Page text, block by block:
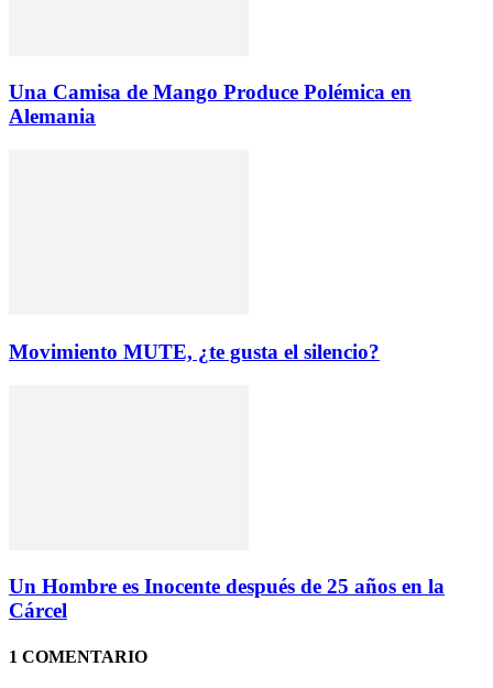
Una Camisa de Mango Produce Polémica en
Alemania
Movimiento MUTE, ¿te gusta el silencio?
Un Hombre es Inocente después de 25 años en la
Cárcel
1 COMENTARIO